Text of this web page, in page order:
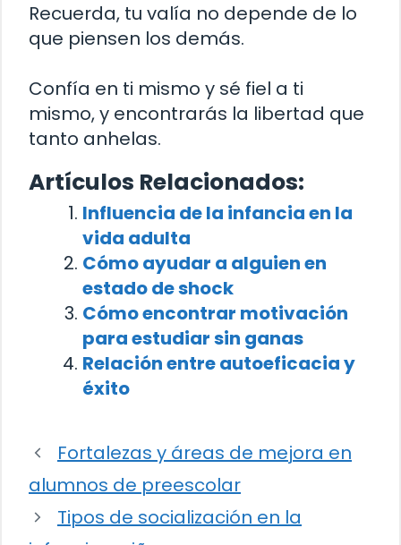
Recuerda, tu valía no depende de lo
que piensen los demás.
Confía en ti mismo y sé fiel a ti
mismo, y encontrarás la libertad que
tanto anhelas.
Artículos Relacionados:
Influencia de la infancia en la
vida adulta
Cómo ayudar a alguien en
estado de shock
Cómo encontrar motivación
para estudiar sin ganas
Relación entre autoeficacia y
éxito
Fortalezas y áreas de mejora en
alumnos de preescolar
Tipos de socialización en la